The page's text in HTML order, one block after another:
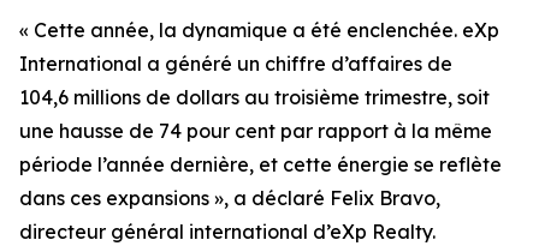
« Cette année, la dynamique a été enclenchée. eXp
International a généré un chiffre d’affaires de
104,6 millions de dollars au troisième trimestre, soit
une hausse de 74 pour cent par rapport à la même
période l’année dernière, et cette énergie se reflète
dans ces expansions », a déclaré Felix Bravo,
directeur général international d’eXp Realty.